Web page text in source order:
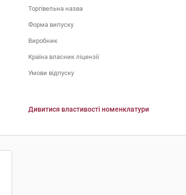
Торгівельна назва
Форма випуску
Виробник
Країна власник ліцензії
Умови відпуску
Дивитися властивості номенклатури